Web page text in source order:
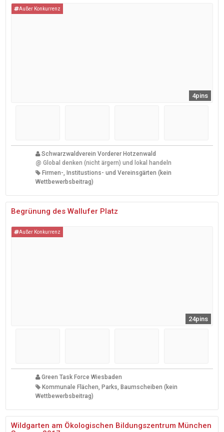
Außer Konkurrenz
4pins
Schwarzwaldverein Vorderer Hotzenwald
@ Global denken (nicht ärgern) und lokal handeln
Firmen-, Institustions- und Vereinsgärten (kein
Wettbewerbsbeitrag)
Begrünung des Wallufer Platz
Außer Konkurrenz
24pins
Green Task Force Wiesbaden
Kommunale Flächen, Parks, Baumscheiben (kein
Wettbewerbsbeitrag)
Wildgarten am Ökologischen Bildungszentrum München